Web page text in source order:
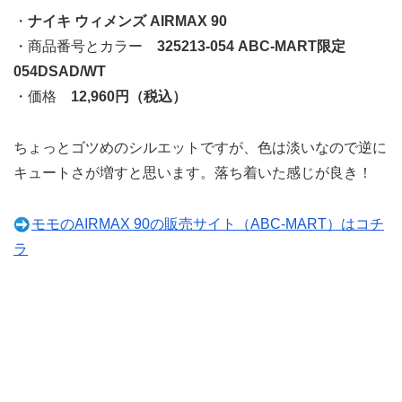
・ ナイキ ウィメンズ AIRMAX 90
・商品番号とカラー 325213-054 ABC-MART限定
054DSAD/WT
・価格 12,960円（税込）
ちょっとゴツめのシルエットですが、色は淡いなので逆に
キュートさが増すと思います。落ち着いた感じが良き！
モモのAIRMAX 90の販売サイト（ABC-MART）はコチ
ラ